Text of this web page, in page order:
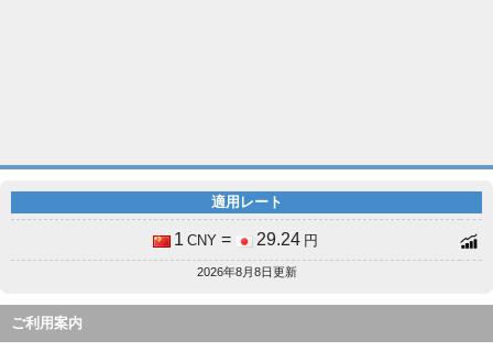
適用レート
1 CNY = 29.24 円
2026年8月8日更新
ご利用案内